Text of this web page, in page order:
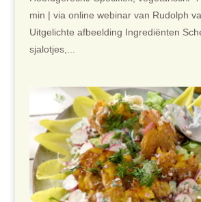
min | via online webinar van Rudolph
Uitgelichte afbeelding Ingrediënten
sjalotjes,...